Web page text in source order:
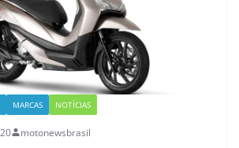
MARCAS NOTÍCIAS
motonewsbrasil